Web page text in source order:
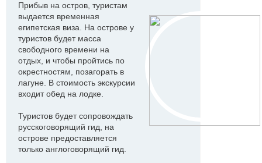
Прибыв на остров, туристам
выдается временная
египетская виза. На острове у
туристов будет масса
свободного времени на
отдых, и чтобы пройтись по
окрестностям, позагорать в
лагуне. В стоимость экскурсии
входит обед на лодке.
Туристов будет сопровождать
русскоговорящий гид, на
острове предоставляется
только англоговорящий гид.